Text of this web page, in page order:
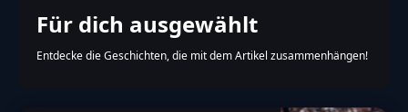
Für dich ausgewählt
Entdecke die Geschichten, die mit dem Artikel zusammenhängen!